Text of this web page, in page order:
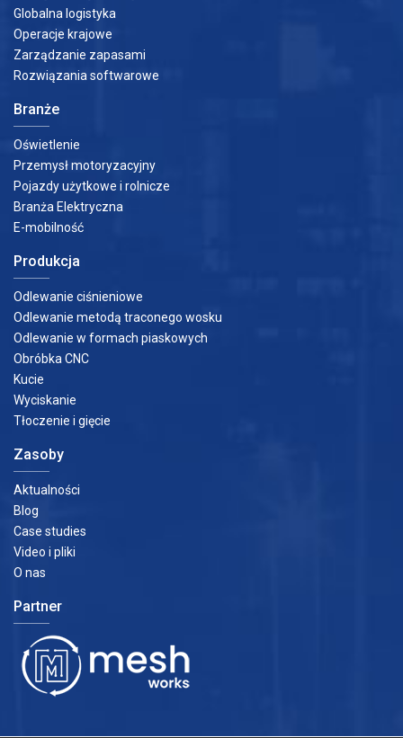
Globalna logistyka
Operacje krajowe
Zarządzanie zapasami
Rozwiązania softwarowe
Branże
Oświetlenie
Przemysł motoryzacyjny
Pojazdy użytkowe i rolnicze
Branża Elektryczna
E-mobilność
Produkcja
Odlewanie ciśnieniowe
Odlewanie metodą traconego wosku
Odlewanie w formach piaskowych
Obróbka CNC
Kucie
Wyciskanie
Tłoczenie i gięcie
Zasoby
Aktualności
Blog
Case studies
Video i pliki
O nas
Partner